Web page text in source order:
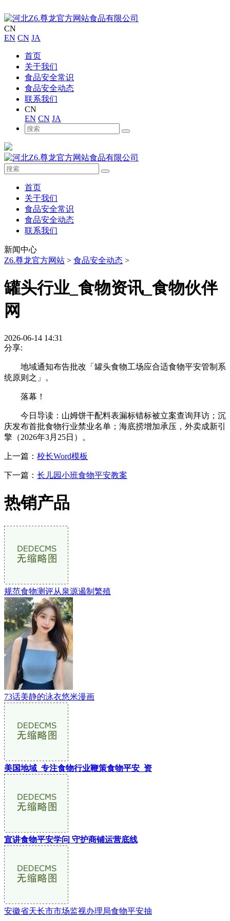
CN
EN CN JA
首页
关于我们
食品安全常识
食品安全动态
联系我们
CN
EN CN JA
首页
关于我们
食品安全常识
食品安全动态
联系我们
新闻中心
Z6.尊龙官方网站 > 食品安全动态 >
罐头行业_食物资讯_食物伙伴
网
2026-06-14 14:31
分享:
地域通知布告批改「罐头食物工场应合适食物平安管制系
统原则之」。
落幕！
今日导读：山姆饼干配料表漏标错标被立案查询拜访；沉
庆发布首批食物行业禁业名单；海底捞增加承压，外卖成新引
擎（2026年3月25日）。
上一篇： 校长Word模板
下一篇： 长儿园小班食物平安教案
热销产品
规范食物测评从泉源遏制繁殖
73话美静的泳衣悠米漫画
美国地域_专注食物行业鞭策食物平安_资
宣讲食物平安学问 守护商铺运营底线
安徽省天长市市场监视办理局食物平安抽